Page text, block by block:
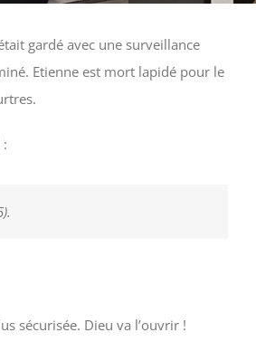
gardé avec une surveillance
Etienne est mort lapidé pour le
sécurisée. Dieu va l’ouvrir !